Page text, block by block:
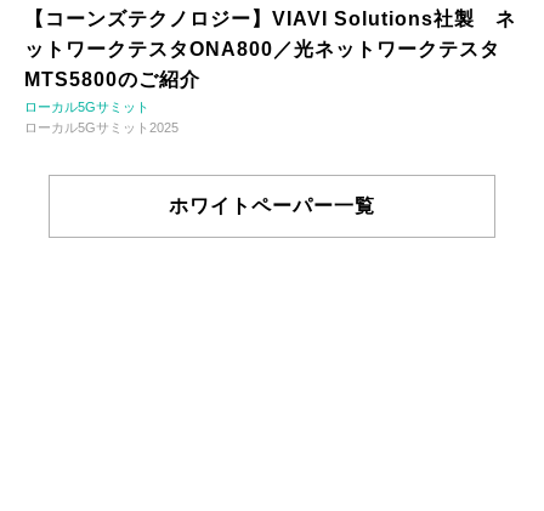
【コーンズテクノロジー】VIAVI Solutions社製 ネ
ットワークテスタONA800／光ネットワークテスタ
MTS5800のご紹介
ローカル5Gサミット
ローカル5Gサミット2025
ホワイトペーパー一覧